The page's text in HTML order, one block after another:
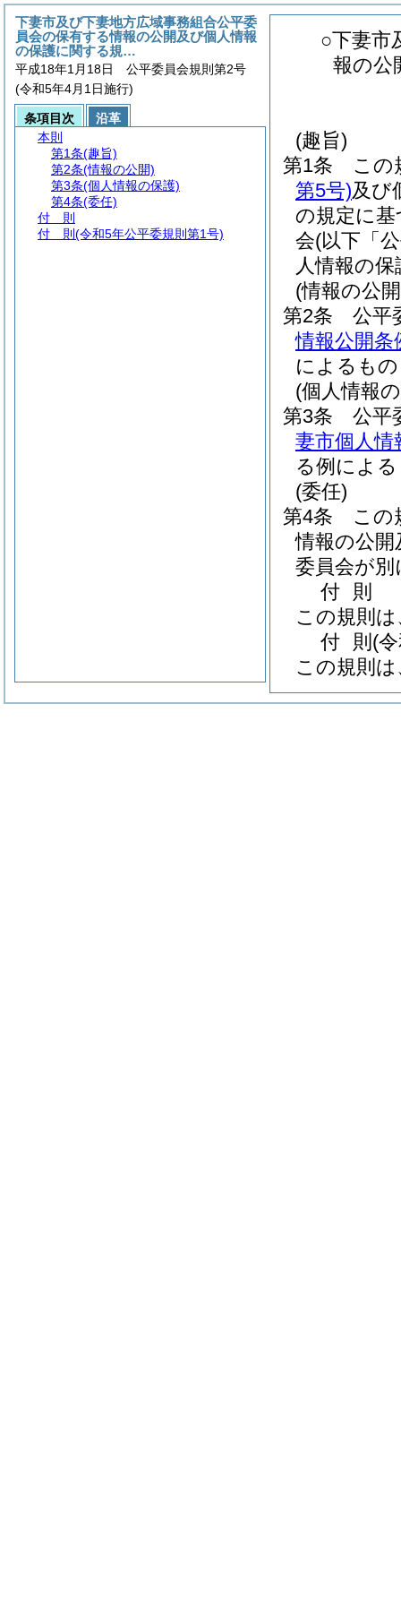
○下妻市
報の公
(趣旨)
第1条
この
第5号)及び
の規定に基
会(以下「
人情報の
(情報の公
第2条
公平
情報公開条
によるも
(個人情報
第3条
公平
妻市個人情
る例によ
(委任)
第4条
この
情報の公
委員会が
付 則
この規則
付 則 (
この規則
下妻市及び下妻地方広域事務組合公平委
員会の保有する情報の公開及び個人情報
の保護に関する規…
平成18年1月18日 公平委員会規則第2号
(令和5年4月1日施行)
条項目次
沿革
本則
第1条(趣旨)
第2条(情報の公開)
第3条(個人情報の保護)
第4条(委任)
付 則
付 則 (令和5年公平委規則第1号)